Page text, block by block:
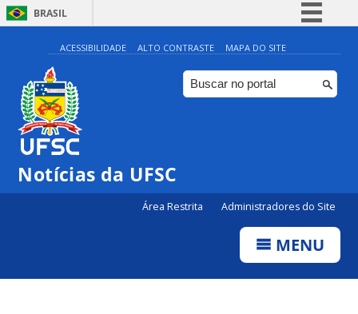
BRASIL
Simplifique!
Comunica BR
Participe
ACESSIBILIDADE ALTO CONTRASTE MAPA DO SITE
Notícias da UFSC
Área Restrita Administradores do Site
MENU